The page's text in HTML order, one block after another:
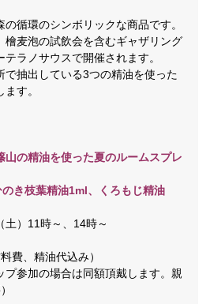
循環のシンボリックな商品です。
檜麦泡の試飲会を含むギャザリング
ラノサウスで開催されます。
で抽出している3つの精油を使った
す。
山の精油を使った夏のルームスプレ
き枝葉精油1ml、くろもじ精油
土）11時～、14時～
費、精油代込み）
プ参加の場合は同額頂戴します。親